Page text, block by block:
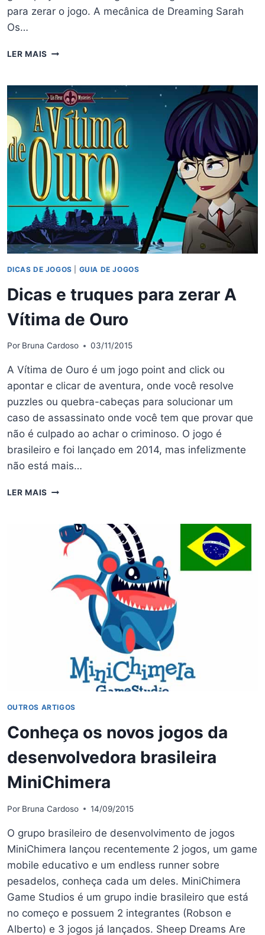
para zerar o jogo. A mecânica de Dreaming Sarah
Os…
LER MAIS DREAMING
PARA
ZERAR
O
JOGO
DICAS DE JOGOS GUIA DE JOGOS
Dicas e truques para zerar A
Vítima de Ouro
Por Bruna Cardoso 03/11/2015
A Vítima de Ouro é um jogo point and click ou
apontar e clicar de aventura, onde você resolve
puzzles ou quebra-cabeças para solucionar um
caso de assassinato onde você tem que provar que
não é culpado ao achar o criminoso. O jogo é
brasileiro e foi lançado em 2014, mas infelizmente
não está mais…
LER MAIS DICAS
PARA
ZERAR
OURO
OUTROS ARTIGOS
Conheça os novos jogos da
desenvolvedora brasileira
MiniChimera
Por Bruna Cardoso 14/09/2015
O grupo brasileiro de desenvolvimento de jogos
MiniChimera lançou recentemente 2 jogos, um game
mobile educativo e um endless runner sobre
pesadelos, conheça cada um deles. MiniChimera
Game Studios é um grupo indie brasileiro que está
no começo e possuem 2 integrantes (Robson e
Alberto) e 3 jogos já lançados. Sheep Dreams Are